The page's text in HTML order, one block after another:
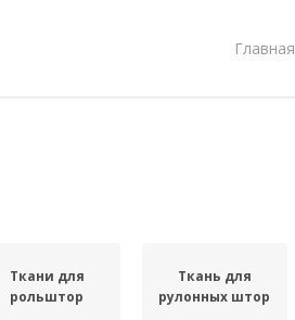
Главная
Ткани для
рольштор
Ткань для
рулонных штор